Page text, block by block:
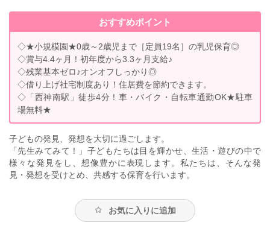
おすすめポイント
◇★小規模園★0歳～2歳児まで［定員19名］の乳児保育◎
◇賞与4.4ヶ月！初年度から3.3ヶ月支給♪
◇残業基本ゼロ♪オンオフしっかり◎
◇借り上げ社宅制度あり！住居費を節約できます。
◇「西神南駅」徒歩4分！車・バイク・自転車通勤OK★駐車
場無料★
子どもの発見、発想を大切に過ごします。
「先生みてみて！」子どもたちは目を輝かせ、生活・遊びの中で
様々な発見をし、想像豊かに表現します。私たちは、そんな発
見・発想を受けとめ、共感する保育を行います。
お気に入りに追加